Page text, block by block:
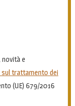
e
trattamento dei
(UE) 679/2016